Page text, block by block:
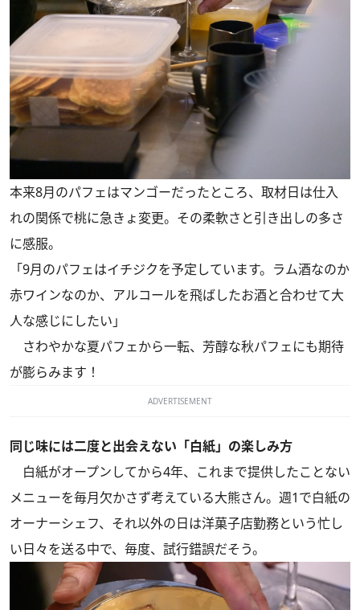
本来8月のパフェはマンゴーだったところ、取材日は仕入
れの関係で桃に急きょ変更。その柔軟さと引き出しの多さ
に感服。
「9月のパフェはイチジクを予定しています。ラム酒なのか
赤ワインなのか、アルコールを飛ばしたお酒と合わせて大
人な感じにしたい」
さわやかな夏パフェから一転、芳醇な秋パフェにも期待
が膨らみます！
ADVERTISEMENT
同じ味には二度と出会えない「白紙」の楽しみ方
白紙がオープンしてから4年、これまで提供したことない
メニューを毎月欠かさず考えている大熊さん。週1で白紙の
オーナーシェフ、それ以外の日は洋菓子店勤務という忙し
い日々を送る中で、毎度、試行錯誤だそう。